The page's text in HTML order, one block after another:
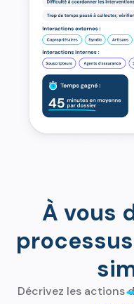
À vous
Décrivez les actions